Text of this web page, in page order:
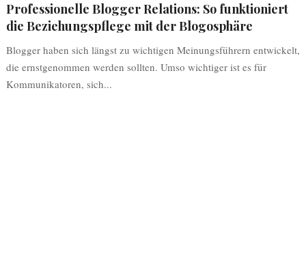
Professionelle Blogger Relations: So funktioniert
die Beziehungspflege mit der Blogosphäre
Blogger haben sich längst zu wichtigen Meinungsführern entwickelt,
die ernstgenommen werden sollten. Umso wichtiger ist es für
Kommunikatoren, sich...